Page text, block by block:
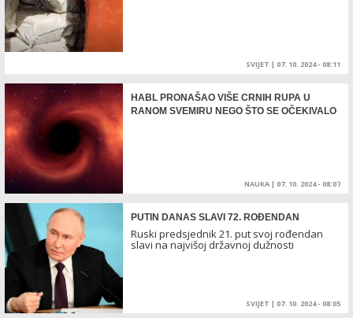
SVIJET | 07. 10. 2024 - 08:11
HABL PRONAŠAO VIŠE CRNIH RUPA U
RANOM SVEMIRU NEGO ŠTO SE OČEKIVALO
NAUKA | 07. 10. 2024 - 08:07
PUTIN DANAS SLAVI 72. ROĐENDAN
Ruski predsjednik 21. put svoj rođendan
slavi na najvišoj državnoj dužnosti
SVIJET | 07. 10. 2024 - 08:05